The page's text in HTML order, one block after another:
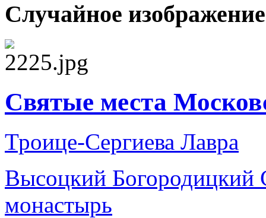
Случайное изображение
Святые места
Троице-Сергиева Лавра
Высоцкий Богородицкий
монастырь